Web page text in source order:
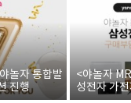
놀자 통합발
진행
<야놀자
성전자 가